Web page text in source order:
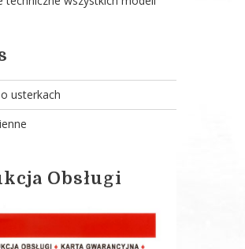
usterkach
Obsługi